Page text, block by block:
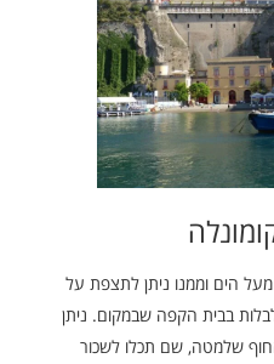
הים וממנו ניתן לתצפת על
בבית הקפה שבמקום. ניתן
שלמטה, שם תכלו לשכור